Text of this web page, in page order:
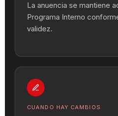
La anuencia se mantiene
Programa Interno
validez.
CUANDO HAY CAMBIOS